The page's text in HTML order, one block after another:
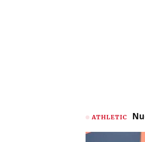
ATHLETIC